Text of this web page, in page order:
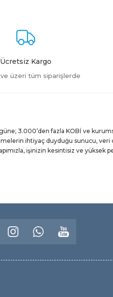
Ücretsiz Kargo
üzeri tüm siparişlerde
3.000’den fazla KOBİ ve
ihtiyaç duyduğu sunucu, veri
işinizin kesintisiz ve yüksek